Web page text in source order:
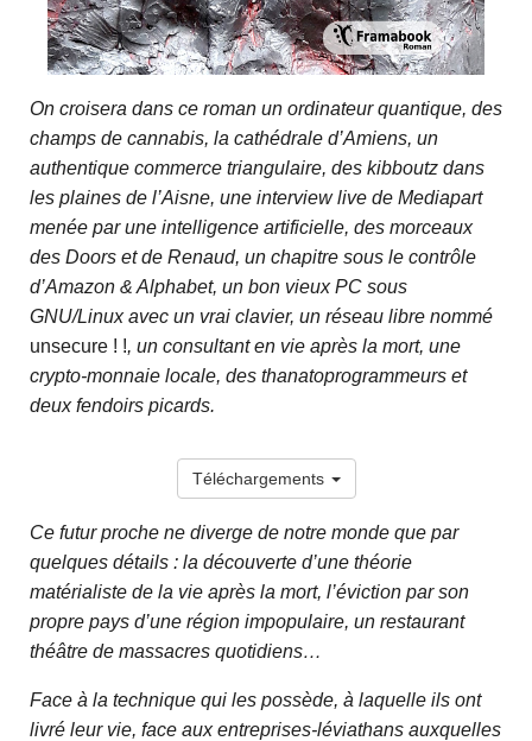
On croisera dans ce roman un ordinateur quantique, des
champs de cannabis, la cathédrale d’Amiens, un
authentique commerce triangulaire, des kibboutz dans
les plaines de l’Aisne, une interview live de Mediapart
menée par une intelligence artificielle, des morceaux
des Doors et de Renaud, un chapitre sous le contrôle
d’Amazon & Alphabet, un bon vieux PC sous
GNU/Linux avec un vrai clavier, un réseau libre nommé
unsecure ! !, un consultant en vie après la mort, une
crypto-monnaie locale, des thanatoprogrammeurs et
deux fendoirs picards.
Téléchargements
Ce futur proche ne diverge de notre monde que par
quelques détails : la découverte d’une théorie
matérialiste de la vie après la mort, l’éviction par son
propre pays d’une région impopulaire, un restaurant
théâtre de massacres quotidiens…
Face à la technique qui les possède, à laquelle ils ont
livré leur vie, face aux entreprises-léviathans auxquelles